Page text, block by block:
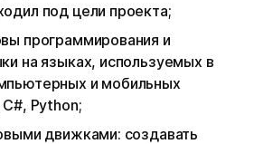
под цели проекта;
программирования и
на языках, используемых в
и мобильных
Python;
движками: создавать